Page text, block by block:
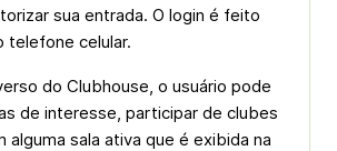
sua entrada. O login é feito
telefone celular.
do Clubhouse, o usuário pode
de interesse, participar de clubes
alguma sala ativa que é exibida na